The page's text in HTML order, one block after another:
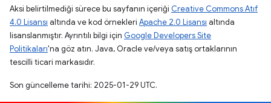
Aksi belirtilmediği sürece bu sayfanın içeriği Creative Commons Atıf
4.0 Lisansı altında ve kod örnekleri Apache 2.0 Lisansı altında
lisanslanmıştır. Ayrıntılı bilgi için Google Developers Site
Politikaları'na göz atın. Java, Oracle ve/veya satış ortaklarının
tescilli ticari markasıdır.
Son güncelleme tarihi: 2025-01-29 UTC.